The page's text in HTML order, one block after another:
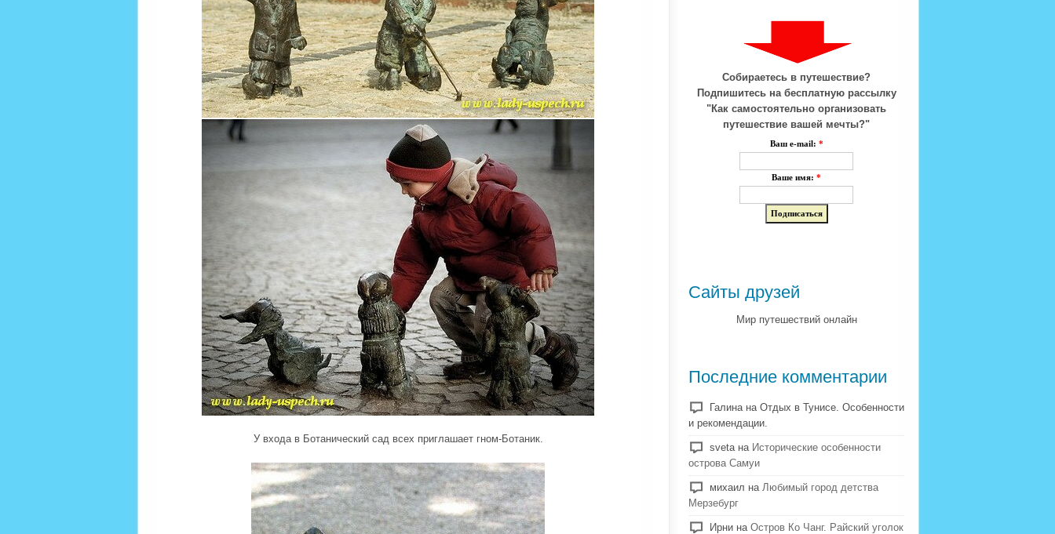
У входа в Ботанический сад всех приглашает гном-Ботаник.
Собираетесь в путешествие?
Подпишитесь на бесплатную рассылку
"Как самостоятельно организовать
путешествие вашей мечты?"
Ваш e-mail: *
Ваше имя: *
Сайты друзей
Мир путешествий онлайн
Последние комментарии
Галина на Отдых в Тунисе. Особенности
и рекомендации.
sveta на Исторические особенности
острова Самуи
михаил на Любимый город детства
Мерзебург
Ирни на Остров Ко Чанг. Райский уголок